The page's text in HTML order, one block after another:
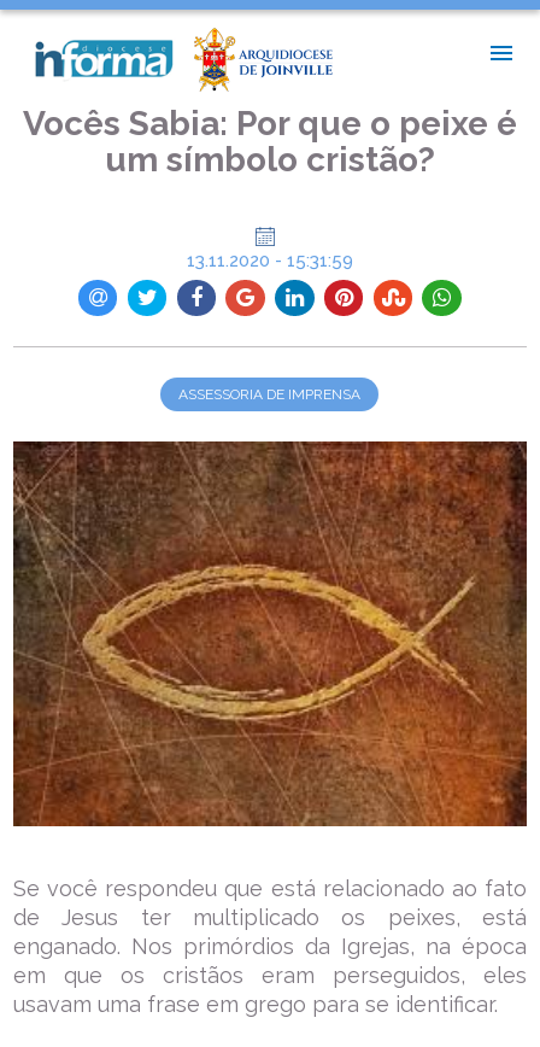
VOCÊS SABIA: POR QUE O PEIXE É UM SÍMBOLO CRISTÃO?
Vocês Sabia: Por que o peixe é
um símbolo cristão?
13.11.2020 - 15:31:59
ASSESSORIA DE IMPRENSA
Se você respondeu que está relacionado ao fato
de Jesus ter multiplicado os peixes, está
enganado. Nos primórdios da Igrejas, na época
em que os cristãos eram perseguidos, eles
usavam uma frase em grego para se identificar.